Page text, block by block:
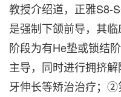
教授介绍道，正雅S8-
是强制下颌前导，其
阶段为有He垫或锁结
主导，同时进行拥挤
牙伸长等矫治治疗；②